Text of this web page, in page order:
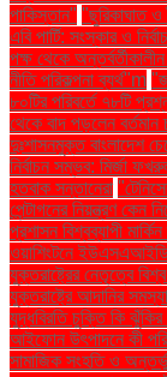
পাকিস্তান" "ছুরিকাঘাত
এবি পার্টি: সংস্কার ও
পক্ষ থেকে
নীতি পরিকল্পনা ব্যর্থ"m
৮০টির পরিবর্তে ৭৮টি
থেকে বাদ পড়লেন বর্তমান
দুঃশাসনমুক্ত বাংলাদেশ
নির্বাচন সম্ভব: মির্জা
হতবাক সন্তানেরা
পেন্টাগনের নিয়ন্ত্রণ কেন
প্রশাসন বিশ্বব্যাপী
ওয়াশিংটনে ইউএসএআইডির
যুক্তরাষ্ট্রের নেতৃত্বে
যুক্তরাষ্ট্রে আদানির
যুদ্ধবিরতি চুক্তি কি
আইফোন উৎপাদনে কী
সামাজিক সংহতি ও